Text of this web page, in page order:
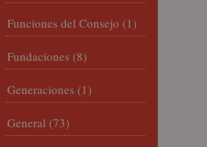
Funciones del Consejo (1)
Fundaciones (8)
Generaciones (1)
General (73)